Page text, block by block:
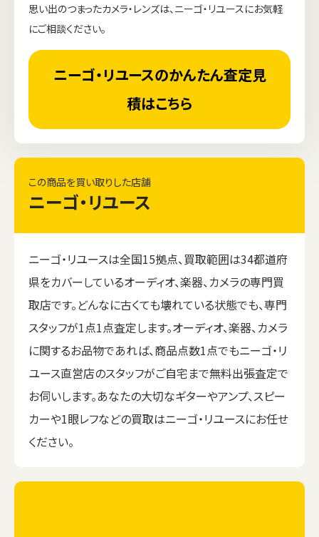
思い出のつまったカメラ・レンズは、ニーゴ・リユースにお気軽
にご相談ください。
ニーゴ・リユースのかんたん査定見
積はこちら
この商品を買い取りした店舗
ニーゴ・リユース
ニーゴ・リユースは全国15拠点、買取範囲は34都道府
県をカバーしているオーディオ、楽器、カメラの専門買
取店です。どんなに古くても壊れている状態でも、専門
スタッフが1点1点査定します。オーディオ、楽器、カメラ
に関するお品物であれば、商品点数1点でもニーゴ・リ
ユース直営店のスタッフがご自宅まで無料出張査定で
お伺いします。あなたの大切なギターやアンプ、スピー
カーや1眼レフなどの買取はニーゴ・リユースにお任せ
ください。